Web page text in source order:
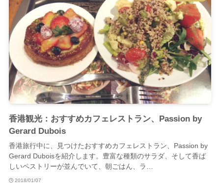
香港観光：おすすめカフェレストラン、Passion by
Gerard Dubois
香港旅行中に、見つけたおすすめカフェレストラン、Passion by
Gerard Duboisを紹介します。豊富な種類のサラダ、そして香ば
しいペストリーが並んでいて、朝ごはん、ラ…
2018/01/07